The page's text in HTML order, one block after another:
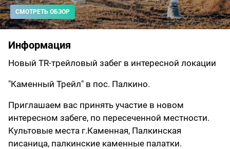
СМОТРЕТЬ ОБЗОР
Информация
Новый TR-трейловый забег в интересной локации
"Каменный Трейл" в пос. Палкино.
Приглашаем вас принять участие в новом
интересном забеге, по пересеченной местности.
Культовые места г.Каменная, Палкинская
писаница, палкинские каменные палатки.